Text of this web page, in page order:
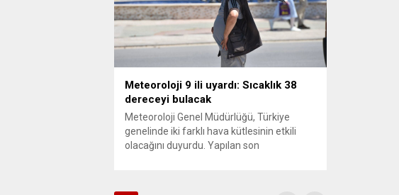
Meteoroloji 9 ili uyardı: Sıcaklık 38
dereceyi bulacak
Meteoroloji Genel Müdürlüğü, Türkiye
genelinde iki farklı hava kütlesinin etkili
olacağını duyurdu. Yapılan son